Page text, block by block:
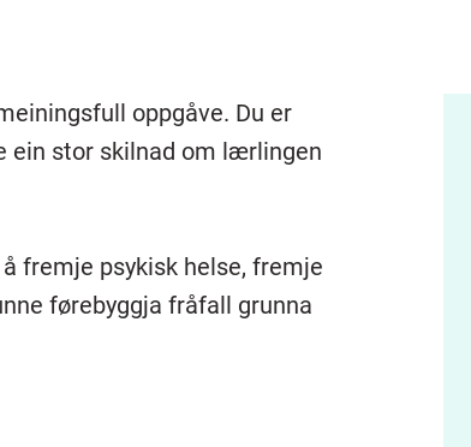
oppgåve. Du er
stor skilnad om lærlingen
fremje psykisk helse, fremje
førebyggja fråfall grunna